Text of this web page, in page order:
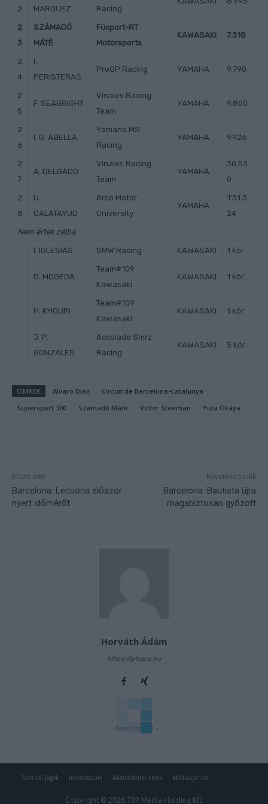
2
MARQUEZ
Racing
2
3
SZÁMADÓ
MÁTÉ
Füsport-RT
Motorsports
KAWASAKI 7.318
2
4
I.
PERISTERAS
ProGP Racing YAMAHA 9.790
2
5
F. SEABRIGHT
Vinales Racing
Team
YAMAHA 9.800
2
6
I. G. ABELLA
Yamaha MS
Racing
YAMAHA 9.926
2
7
A. DELGADO
Vinales Racing
Team
YAMAHA
30.53
0
2
8
U.
CALATAYUD
Arco Motor
University
YAMAHA
1’31.3
24
Nem értek célba
I. IGLESIAS SMW Racing KAWASAKI 1 kör
D. MOGEDA
Team#109
Kawasaki
KAWASAKI 1 kör
H. KHOURI
Team#109
Kawasaki
KAWASAKI 1 kör
J. P.
GONZALES
Accolade Smrz
Racing
KAWASAKI 5 kör
CIMKÉK Alvaro Diaz
Circuit de Barcelona-Catalunya
Supersport 300
Számadó Máté Victor Steeman Yuta Okaya
Előző cikk
Barcelona: Lecuona először
nyert időmérőt
Következő cikk
Barcelona: Bautista újra
magabiztosan győzött
Horváth Ádám
https://p1race.hu
- Advertisment -